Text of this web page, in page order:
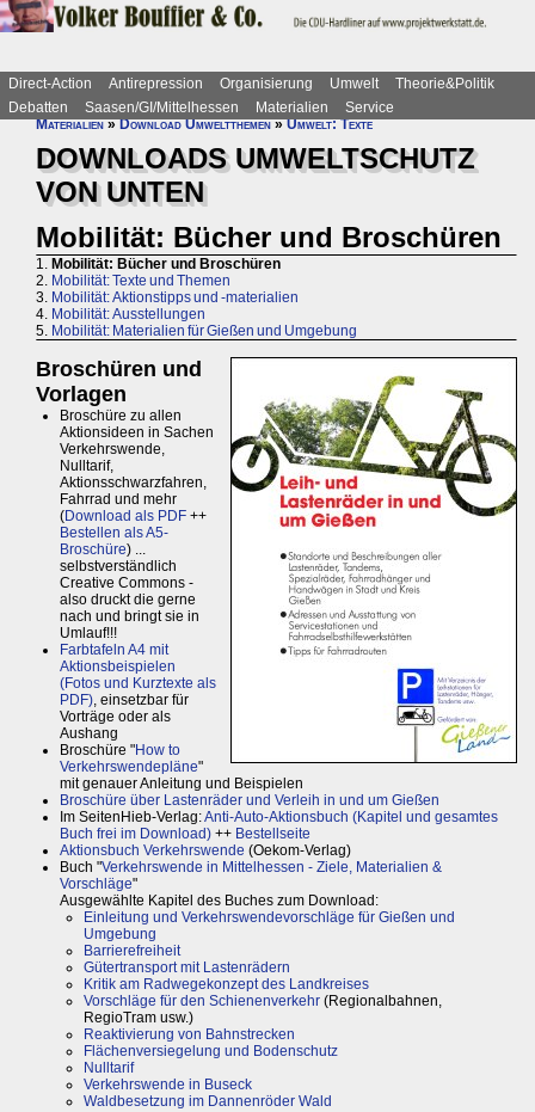
Direct-Action Antirepression Organisierung Umwelt
Theorie&Politik
Debatten
Saasen/GI/Mittelhessen Materialien
Service
Materialien»Download Umweltthemen»Umwelt: Texte
DOWNLOADS UMWELTSCHUTZ
VON UNTEN
Mobilität: Bücher und Broschüren
1. Mobilität: Bücher und Broschüren
2. Mobilität: Texte und Themen
3. Mobilität: Aktionstipps und -materialien
4. Mobilität: Ausstellungen
5. Mobilität: Materialien für Gießen und Umgebung
Broschüren und
Vorlagen
Broschüre zu allen
Aktionsideen in Sachen
Verkehrswende,
Nulltarif,
Aktionsschwarzfahren,
Fahrrad und mehr
(Download als PDF ++
Bestellen als A5-
Broschüre) ...
selbstverständlich
Creative Commons -
also druckt die gerne
nach und bringt sie in
Umlauf!!!
Farbtafeln A4 mit
Aktionsbeispielen
(Fotos und Kurztexte als
PDF), einsetzbar für
Vorträge oder als
Aushang
Broschüre "How to
Verkehrswendepläne"
mit genauer Anleitung und Beispielen
Broschüre über Lastenräder und Verleih in und um Gießen
Im SeitenHieb-Verlag:Anti-Auto-Aktionsbuch (Kapitel und gesamtes
Buch frei im Download) ++ Bestellseite
Aktionsbuch Verkehrswende (Oekom-Verlag)
Buch "Verkehrswende in Mittelhessen - Ziele, Materialien &
Vorschläge"
Ausgewählte Kapitel des Buches zum Download:
Einleitung und Verkehrswendevorschläge für Gießen und
Umgebung
Barrierefreiheit
Gütertransport mit Lastenrädern
Kritik am Radwegekonzept des Landkreises
Vorschläge für den Schienenverkehr (Regionalbahnen,
RegioTram usw.)
Reaktivierung von Bahnstrecken
Flächenversiegelung und Bodenschutz
Nulltarif
Verkehrswende in Buseck
Waldbesetzung im Dannenröder Wald